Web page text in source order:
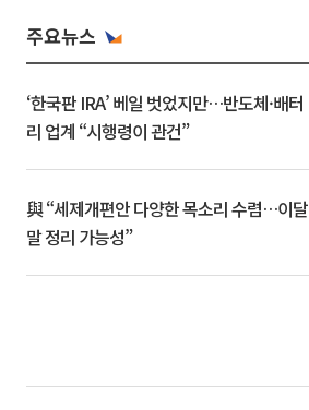
주요뉴스
‘한국판 IRA’ 베일 벗었지만…반도체·배터
리 업계 “시행령이 관건”
與 “세제개편안 다양한 목소리 수렴…이달
말 정리 가능성”